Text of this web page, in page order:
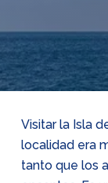
Visitar la Isla
localidad era
tanto que los